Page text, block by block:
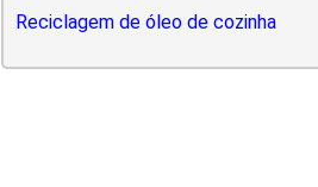
Reciclagem de óleo de cozinha